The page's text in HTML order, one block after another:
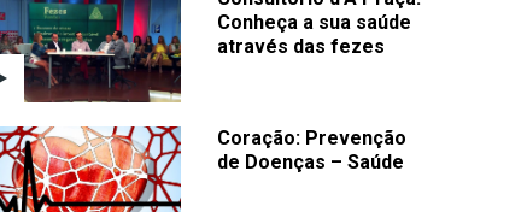
Conheça a sua saúde
através das fezes
Coração: Prevenção
de Doenças – Saúde